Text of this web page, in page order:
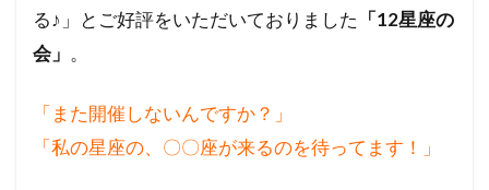
る♪」と ご好評をいただいておりました 「12星座の
会」 。
「また開催しないんですか？」
「私の星座の、〇〇座が来るのを待ってます！」